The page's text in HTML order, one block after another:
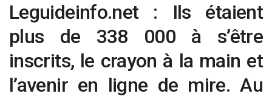
Leguideinfo.net : Ils étaient
plus de 338 000 à s’être
inscrits, le crayon à la main et
l’avenir en ligne de mire. Au